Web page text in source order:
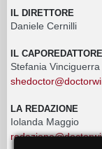
IL DIRETTORE
Daniele Cernilli
IL CAPOREDATTORE
Stefania Vinciguerra
LA REDAZIONE
Iolanda Maggio